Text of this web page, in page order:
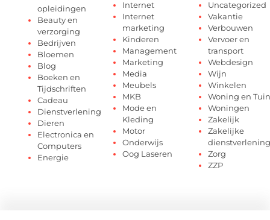
opleidingen
Beauty en
verzorging
Bedrijven
Bloemen
Blog
Boeken en
Tijdschriften
Cadeau
Dienstverlening
Dieren
Electronica en
Computers
Energie
Internet
Internet
marketing
Kinderen
Management
Marketing
Media
Meubels
MKB
Mode en
Kleding
Motor
Onderwijs
Oog Laseren
Uncategorized
Vakantie
Verbouwen
Vervoer en
transport
Webdesign
Wijn
Winkelen
Woning en Tuin
Woningen
Zakelijk
Zakelijke
dienstverlening
Zorg
ZZP